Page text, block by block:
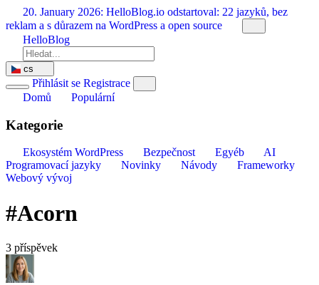
Přeskočit
na
obsah
20. January 2026: HelloBlog.io odstartoval: 22 jazyků, bez
reklam a s důrazem na WordPress a open source
HelloBlog
cs
Přihlásit se Registrace
Domů
Populární
Kategorie
Ekosystém WordPress Bezpečnost Egyéb
AI
Programovací jazyky
Novinky Návody
Frameworky
Webový vývoj
#Acorn
3 příspěvek